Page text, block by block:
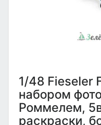
1/48 Fieseler
набором
Роммелем,
раскраски,